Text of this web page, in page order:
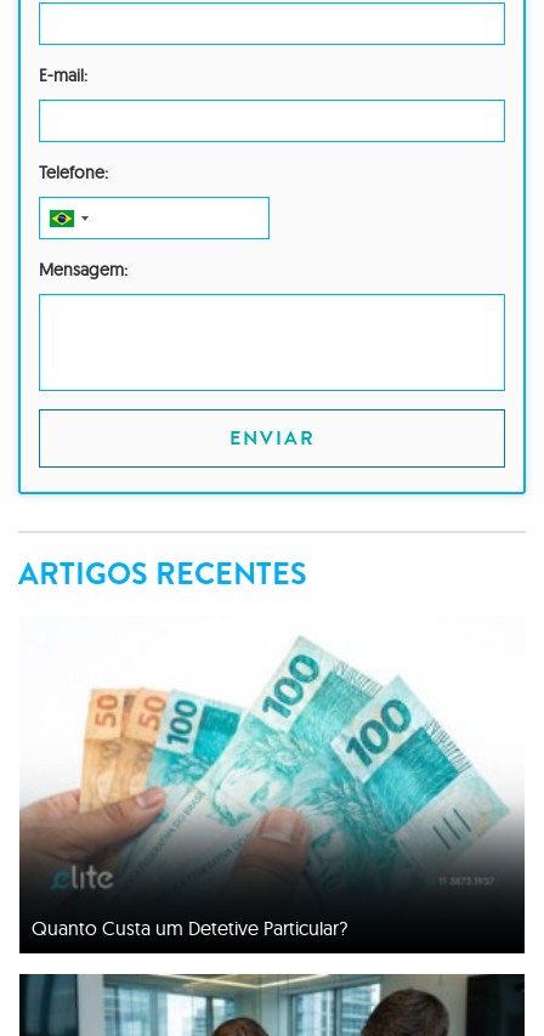
E-mail:
Telefone:
Mensagem:
ENVIAR
ARTIGOS RECENTES
Quanto Custa um Detetive Particular?